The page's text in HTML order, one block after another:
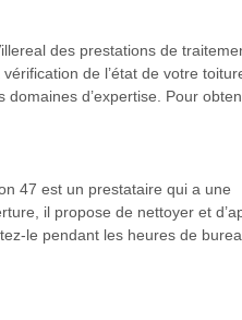
des prestations de
de l’état de votre
d’expertise. Pour
47 est un prestataire qui a une
il propose de nettoyer et
le pendant les heures de